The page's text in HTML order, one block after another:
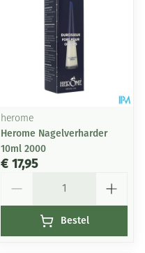
herome
Herome Nagelverharder
10ml 2000
€ 17,95
Bestel